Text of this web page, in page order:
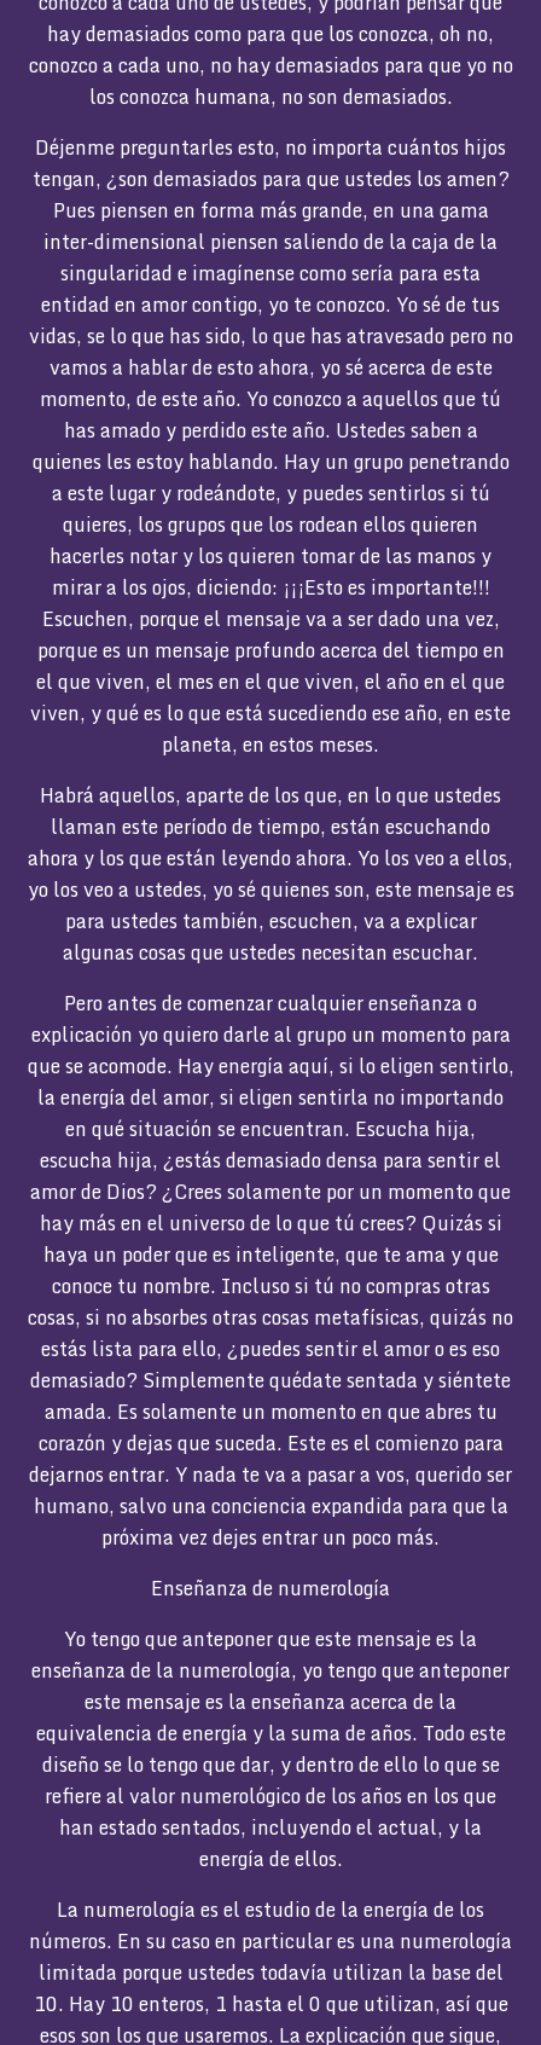
hay demasiados como para que los conozca, oh no,
conozco a cada uno, no hay demasiados para que yo no
los conozca humana, no son demasiados.
Déjenme preguntarles esto, no importa cuántos hijos
tengan, ¿son demasiados para que ustedes los amen?
Pues piensen en forma más grande, en una gama
inter-dimensional piensen saliendo de la caja de la
singularidad e imagínense como sería para esta
entidad en amor contigo, yo te conozco. Yo sé de tus
vidas, se lo que has sido, lo que has atravesado pero no
vamos a hablar de esto ahora, yo sé acerca de este
momento, de este año. Yo conozco a aquellos que tú
has amado y perdido este año. Ustedes saben a
quienes les estoy hablando. Hay un grupo penetrando
a este lugar y rodeándote, y puedes sentirlos si tú
quieres, los grupos que los rodean ellos quieren
hacerles notar y los quieren tomar de las manos y
mirar a los ojos, diciendo: ¡¡¡Esto es importante!!!
Escuchen, porque el mensaje va a ser dado una vez,
porque es un mensaje profundo acerca del tiempo en
el que viven, el mes en el que viven, el año en el que
viven, y qué es lo que está sucediendo ese año, en este
planeta, en estos meses.
Habrá aquellos, aparte de los que, en lo que ustedes
llaman este período de tiempo, están escuchando
ahora y los que están leyendo ahora. Yo los veo a ellos,
yo los veo a ustedes, yo sé quienes son, este mensaje es
para ustedes también, escuchen, va a explicar
algunas cosas que ustedes necesitan escuchar.
Pero antes de comenzar cualquier enseñanza o
explicación yo quiero darle al grupo un momento para
que se acomode. Hay energía aquí, si lo eligen sentirlo,
la energía del amor, si eligen sentirla no importando
en qué situación se encuentran. Escucha hija,
escucha hija, ¿estás demasiado densa para sentir el
amor de Dios? ¿Crees solamente por un momento que
hay más en el universo de lo que tú crees? Quizás si
haya un poder que es inteligente, que te ama y que
conoce tu nombre. Incluso si tú no compras otras
cosas, si no absorbes otras cosas metafísicas, quizás no
estás lista para ello, ¿puedes sentir el amor o es eso
demasiado? Simplemente quédate sentada y siéntete
amada. Es solamente un momento en que abres tu
corazón y dejas que suceda. Este es el comienzo para
dejarnos entrar. Y nada te va a pasar a vos, querido ser
humano, salvo una conciencia expandida para que la
próxima vez dejes entrar un poco más.
Enseñanza de numerología
Yo tengo que anteponer que este mensaje es la
enseñanza de la numerología, yo tengo que anteponer
este mensaje es la enseñanza acerca de la
equivalencia de energía y la suma de años. Todo este
diseño se lo tengo que dar, y dentro de ello lo que se
refiere al valor numerológico de los años en los que
han estado sentados, incluyendo el actual, y la
energía de ellos.
La numerología es el estudio de la energía de los
números. En su caso en particular es una numerología
limitada porque ustedes todavía utilizan la base del
10. Hay 10 enteros, 1 hasta el 0 que utilizan, así que
esos son los que usaremos. La explicación que sigue,